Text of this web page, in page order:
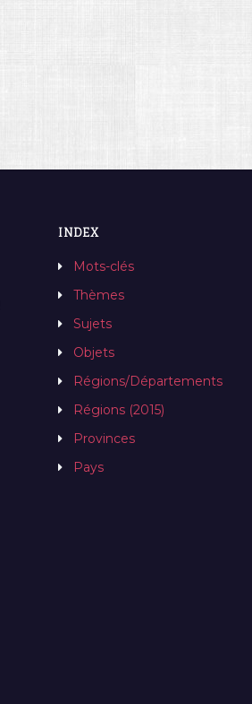
INDEX
Mots-clés
Thèmes
Sujets
Objets
Régions/Départements
Régions (2015)
Provinces
Pays